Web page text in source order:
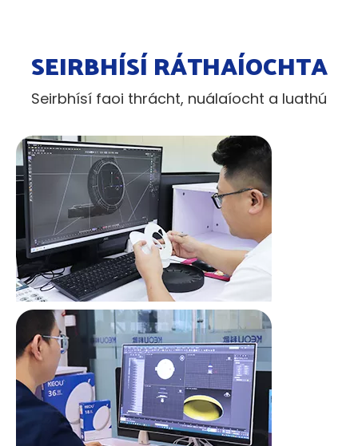
SEIRBHÍSÍ RÁTHAÍOCHTA
Seirbhísí faoi thrácht, nuálaíocht a luathú